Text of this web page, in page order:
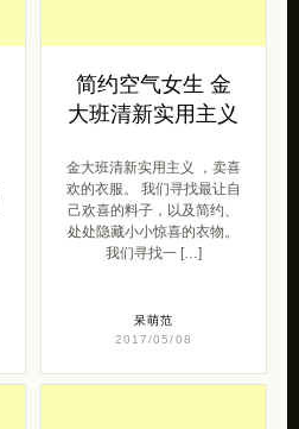
简约空气女生 金
大班清新实用主义
金大班清新实用主义 ，卖喜
欢的衣服。 我们寻找最让自
己欢喜的料子，以及简约、
处处隐藏小小惊喜的衣物。
我们寻找一 […]
呆萌范
2017/05/08